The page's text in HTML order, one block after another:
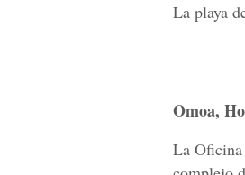
La playa
Omoa,
La Oficina